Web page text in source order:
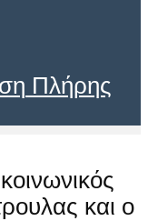
Πλήρης
και ο